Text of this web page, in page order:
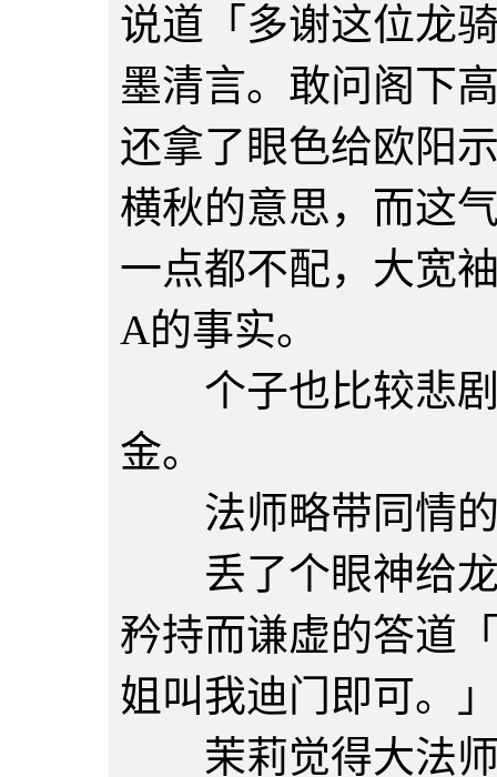
说道「多谢这位龙
墨清言。敢问阁下
还拿了眼色给欧阳
横秋的意思，而这
一点都不配，大宽
A的事实。
个子也比较悲剧
金。
法师略带同情的
丢了个眼神给龙
矜持而谦虚的答道
姐叫我迪门即可。
茉莉觉得大法师